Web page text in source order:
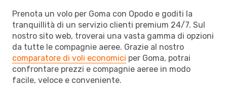
Prenota un volo per Goma con Opodo e goditi la
tranquillità di un servizio clienti premium 24/7. Sul
nostro sito web, troverai una vasta gamma di opzioni
da tutte le compagnie aeree. Grazie al nostro
comparatore di voli economici per Goma, potrai
confrontare prezzi e compagnie aeree in modo
facile, veloce e conveniente.